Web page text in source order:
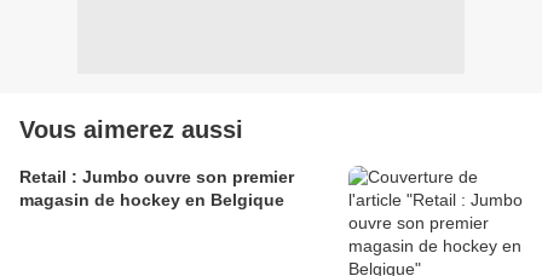
Vous aimerez aussi
Retail : Jumbo ouvre son premier
magasin de hockey en Belgique